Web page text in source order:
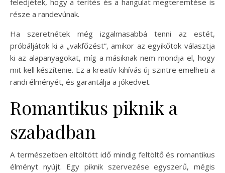
feledjétek, hogy a terítés és a hangulat megteremtése is
része a randevúnak.
Ha szeretnétek még izgalmasabbá tenni az estét,
próbáljátok ki a „vakfőzést”, amikor az egyikőtök választja
ki az alapanyagokat, míg a másiknak nem mondja el, hogy
mit kell készítenie. Ez a kreatív kihívás új szintre emelheti a
randi élményét, és garantálja a jókedvet.
Romantikus piknik a
szabadban
A természetben eltöltött idő mindig feltöltő és romantikus
élményt nyújt. Egy piknik szervezése egyszerű, mégis